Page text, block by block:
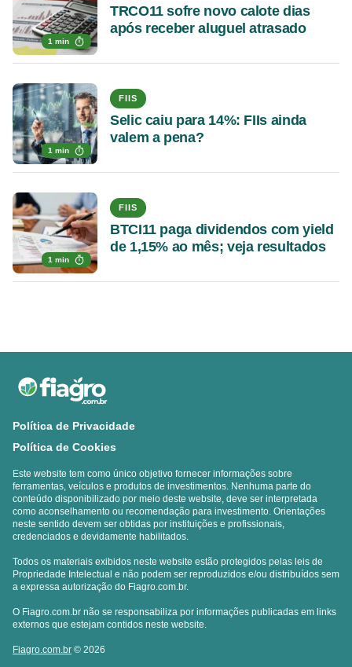
1 min
TRCO11 sofre novo calote dias
após receber aluguel atrasado
1 min
FIIS
Selic caiu para 14%: FIIs ainda
valem a pena?
1 min
FIIS
BTCI11 paga dividendos com yield
de 1,15% ao mês; veja resultados
Política de Privacidade
Política de Cookies
Este website tem como único objetivo fornecer informações sobre
ferramentas, veículos e produtos de investimentos. Nenhuma parte do
conteúdo disponibilizado por meio deste website, deve ser interpretada
como aconselhamento ou recomendação para investimento. Orientações
neste sentido devem ser obtidas por instituições e profissionais,
credenciados e devidamente habilitados.
Todos os materiais exibidos neste website estão protegidos pelas leis de
Propriedade Intelectual e não podem ser reproduzidos e/ou distribuídos sem
a expressa autorização do Fiagro.com.br.
O Fiagro.com.br não se responsabiliza por informações publicadas em links
externos que estejam contidos neste website.
Fiagro.com.br © 2026